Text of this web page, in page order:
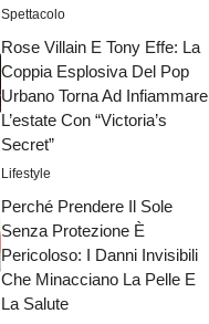
Spettacolo
Rose Villain E Tony Effe: La
Coppia Esplosiva Del Pop
Urbano Torna Ad Infiammare
L’estate Con “Victoria’s
Secret”
Lifestyle
Perché Prendere Il Sole
Senza Protezione È
Pericoloso: I Danni Invisibili
Che Minacciano La Pelle E
La Salute